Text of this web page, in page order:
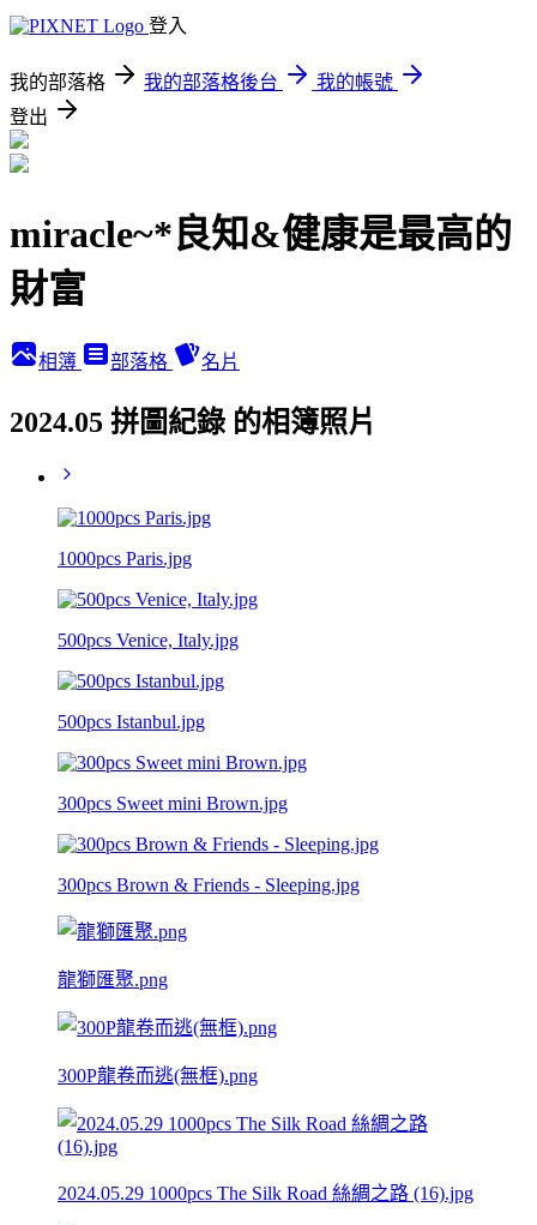
登入
我的部落格 我的部落格後台
我的帳號
登出
miracle~*良知&健康是最高的
財富
相簿 部落格 名片
2024.05 拼圖紀錄 的相簿照片
1000pcs Paris.jpg
500pcs Venice, Italy.jpg
500pcs Istanbul.jpg
300pcs Sweet mini Brown.jpg
300pcs Brown & Friends - Sleeping.jpg
龍獅匯聚.png
300P龍卷而逃(無框).png
2024.05.29 1000pcs The Silk Road 絲綢之路 (16).jpg